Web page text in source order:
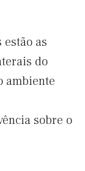
as
do
ambiente
sobre o